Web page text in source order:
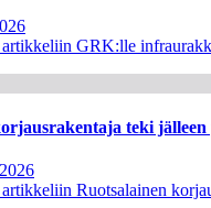
artikkeliin GRK:lle
teki
artikkeliin Ruotsalainen